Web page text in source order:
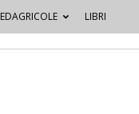
EDAGRICOLE LIBRI